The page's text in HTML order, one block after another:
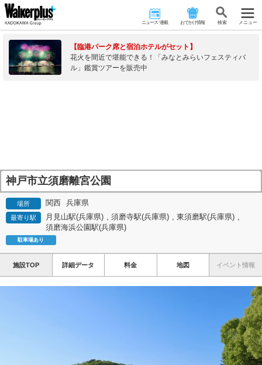
ニュース･連載 おでかけ情報 検 索 メニュー
【臨港パーク席と宿泊ホテルがセット】
花火を間近で堪能できる！「みなとみらいフェスティバ
ル」鑑賞ツアーを販売中
神戸市立須磨離宮公園
場所 関西 兵庫県
最寄り駅 月見山駅(兵庫県) , 須磨寺駅(兵庫県) , 東須磨駅(兵庫県) ,
須磨海浜公園駅(兵庫県)
駐車場あり
施設TOP 詳細データ 料金 地図 イベント情報